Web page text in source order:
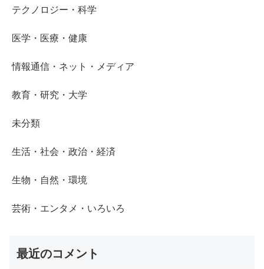
テクノロジー・科学
医学・医療・健康
情報通信・ネット・メディア
教育・研究・大学
未分類
生活・社会・政治・経済
生物・自然・環境
芸術・エンタメ・いろいろ
最近のコメント